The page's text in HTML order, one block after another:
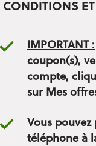
CONDITIONS
IMPORTANT :
coupon(s),
compte,
sur Mes
Vous
téléphone à